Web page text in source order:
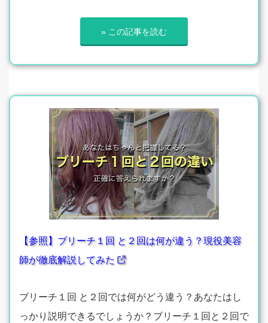
» この記事を読む
【参照】ブリーチ１回 と２回は何が違う？現役美容
師が徹底解説してみた
ブリーチ１回 と２回では何がどう違う？あなたはし
っかり説明できるでしょうか？ブリーチ１回と２回で